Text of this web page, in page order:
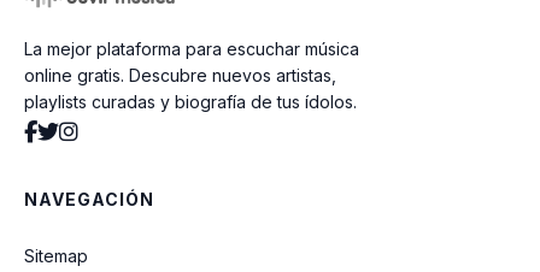
La mejor plataforma para escuchar música
online gratis. Descubre nuevos artistas,
playlists curadas y biografía de tus ídolos.
NAVEGACIÓN
Sitemap